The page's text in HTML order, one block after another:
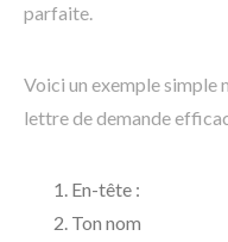
parfaite.
Voici un exemple simple
lettre de demande
En-tête :
Ton nom